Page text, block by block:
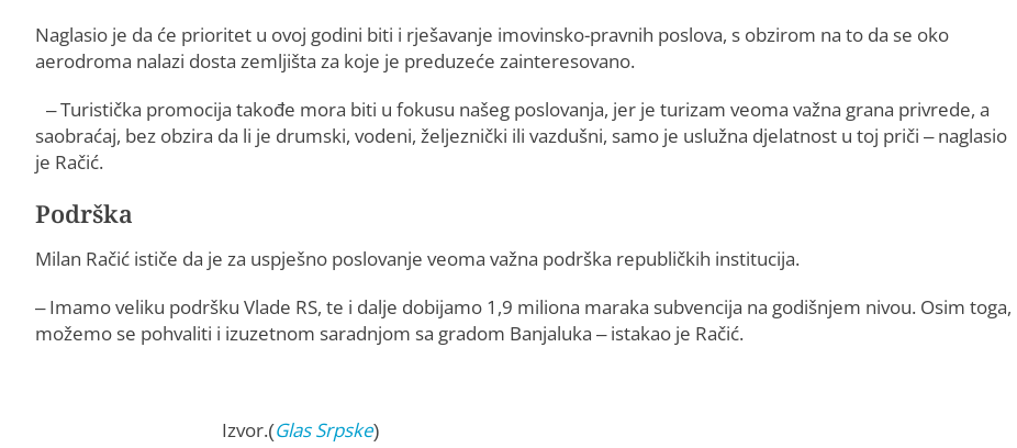
Naglasio je da će prioritet u ovoj godini biti i rješavanje imovinsko-pravnih poslova, s obzirom na to da se oko
aerodroma nalazi dosta zemljišta za koje je preduzeće zainteresovano.
– Turistička promocija takođe mora biti u fokusu našeg poslovanja, jer je turizam veoma važna grana privrede, a
saobraćaj, bez obzira da li je drumski, vodeni, željeznički ili vazdušni, samo je uslužna djelatnost u toj priči – naglasio
je Račić.
Podrška
Milan Račić ističe da je za uspješno poslovanje veoma važna podrška republičkih institucija.
– Imamo veliku podršku Vlade RS, te i dalje dobijamo 1,9 miliona maraka subvencija na godišnjem nivou. Osim toga,
možemo se pohvaliti i izuzetnom saradnjom sa gradom Banjaluka – istakao je Račić.
Izvor.(Glas Srpske)